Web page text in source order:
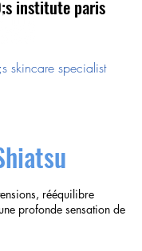
institute paris
skincare specialist
rééquilibre
profonde sensation de